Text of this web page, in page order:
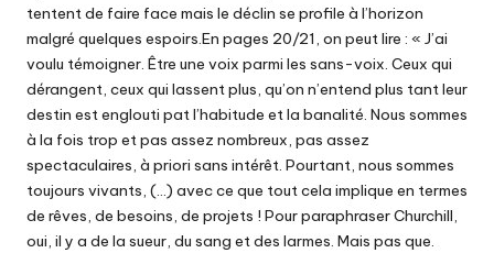
tentent de faire face mais le déclin se profile à l’horizon
malgré quelques espoirs.En pages 20/21, on peut lire : « J’ai
voulu témoigner. Être une voix parmi les sans-voix. Ceux qui
dérangent, ceux qui lassent plus, qu’on n’entend plus tant leur
destin est englouti pat l’habitude et la banalité. Nous sommes
à la fois trop et pas assez nombreux, pas assez
spectaculaires, à priori sans intérêt. Pourtant, nous sommes
toujours vivants, (…) avec ce que tout cela implique en termes
de rêves, de besoins, de projets ! Pour paraphraser Churchill,
oui, il y a de la sueur, du sang et des larmes. Mais pas que.